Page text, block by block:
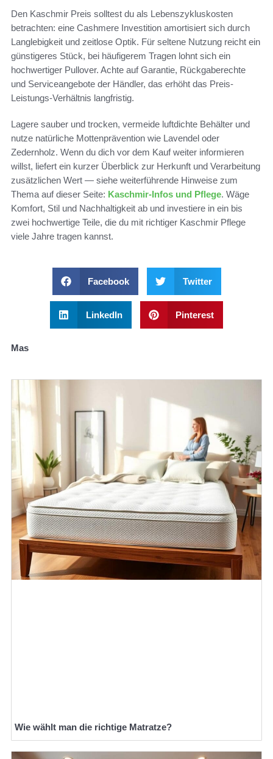
Den Kaschmir Preis solltest du als Lebenszykluskosten
betrachten: eine Cashmere Investition amortisiert sich durch
Langlebigkeit und zeitlose Optik. Für seltene Nutzung reicht ein
günstigeres Stück, bei häufigerem Tragen lohnt sich ein
hochwertiger Pullover. Achte auf Garantie, Rückgaberechte
und Serviceangebote der Händler, das erhöht das Preis-
Leistungs-Verhältnis langfristig.
Lagere sauber und trocken, vermeide luftdichte Behälter und
nutze natürliche Mottenprävention wie Lavendel oder
Zedernholz. Wenn du dich vor dem Kauf weiter informieren
willst, liefert ein kurzer Überblick zur Herkunft und Verarbeitung
zusätzlichen Wert — siehe weiterführende Hinweise zum
Thema auf dieser Seite: Kaschmir-Infos und Pflege. Wäge
Komfort, Stil und Nachhaltigkeit ab und investiere in ein bis
zwei hochwertige Teile, die du mit richtiger Kaschmir Pflege
viele Jahre tragen kannst.
Facebook Twitter
LinkedIn Pinterest
Mas
Wie wählt man die richtige Matratze?